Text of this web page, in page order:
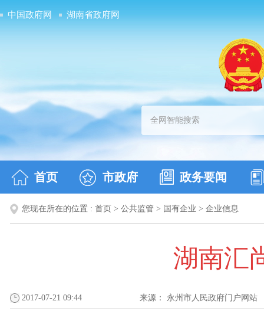
中国政府网 湖南省政府网
首页 市政府 政务要闻
您现在所在的位置 : 首页 > 公共监管 > 国有企业 > 企业信息
湖南汇
2017-07-21 09:44 来源： 永州市人民政府门户网站